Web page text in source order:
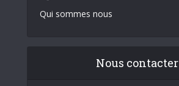
Qui sommes nous
Nous contacter